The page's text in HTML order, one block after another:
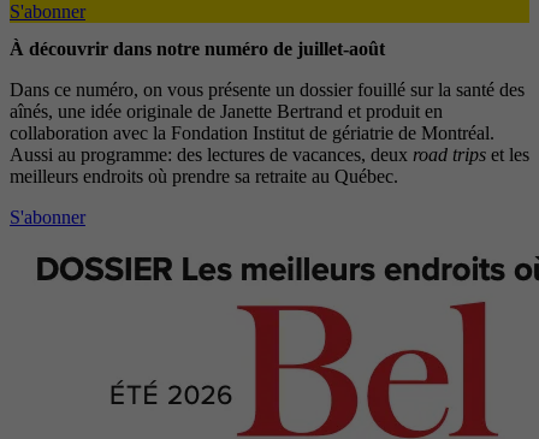
S'abonner
À découvrir dans notre numéro de juillet-août
Dans ce numéro, on vous présente un dossier fouillé sur la santé des
aînés, une idée originale de Janette Bertrand et produit en
collaboration avec la Fondation Institut de gériatrie de Montréal.
Aussi au programme: des lectures de vacances, deux road trips et les
meilleurs endroits où prendre sa retraite au Québec.
S'abonner